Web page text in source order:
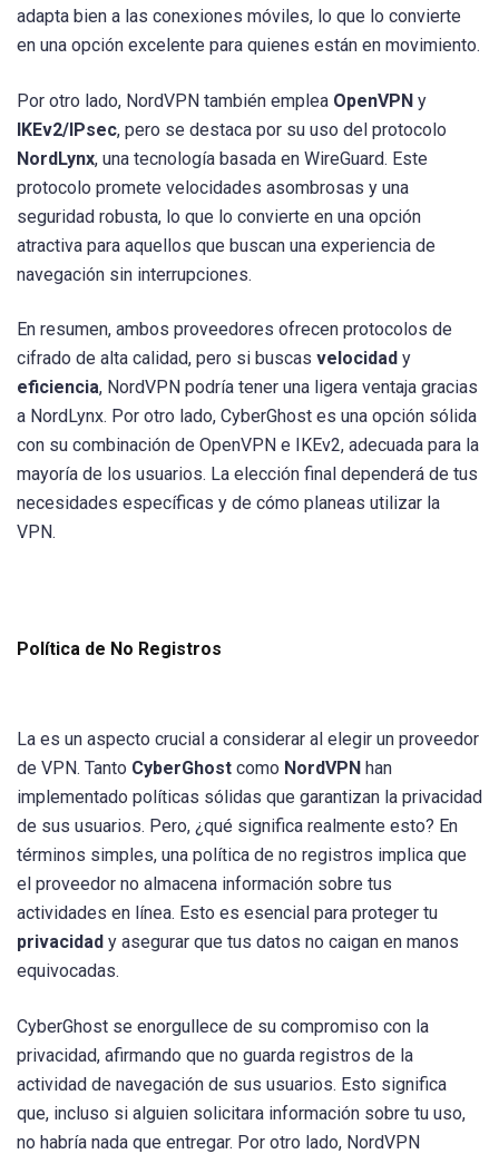
adapta bien a las conexiones móviles, lo que lo convierte
en una opción excelente para quienes están en movimiento.
Por otro lado, NordVPN también emplea OpenVPN y
IKEv2/IPsec, pero se destaca por su uso del protocolo
NordLynx, una tecnología basada en WireGuard. Este
protocolo promete velocidades asombrosas y una
seguridad robusta, lo que lo convierte en una opción
atractiva para aquellos que buscan una experiencia de
navegación sin interrupciones.
En resumen, ambos proveedores ofrecen protocolos de
cifrado de alta calidad, pero si buscas velocidad y
eficiencia, NordVPN podría tener una ligera ventaja gracias
a NordLynx. Por otro lado, CyberGhost es una opción sólida
con su combinación de OpenVPN e IKEv2, adecuada para la
mayoría de los usuarios. La elección final dependerá de tus
necesidades específicas y de cómo planeas utilizar la
VPN.
Política de No Registros
La es un aspecto crucial a considerar al elegir un proveedor
de VPN. Tanto CyberGhost como NordVPN han
implementado políticas sólidas que garantizan la privacidad
de sus usuarios. Pero, ¿qué significa realmente esto? En
términos simples, una política de no registros implica que
el proveedor no almacena información sobre tus
actividades en línea. Esto es esencial para proteger tu
privacidad y asegurar que tus datos no caigan en manos
equivocadas.
CyberGhost se enorgullece de su compromiso con la
privacidad, afirmando que no guarda registros de la
actividad de navegación de sus usuarios. Esto significa
que, incluso si alguien solicitara información sobre tu uso,
no habría nada que entregar. Por otro lado, NordVPN